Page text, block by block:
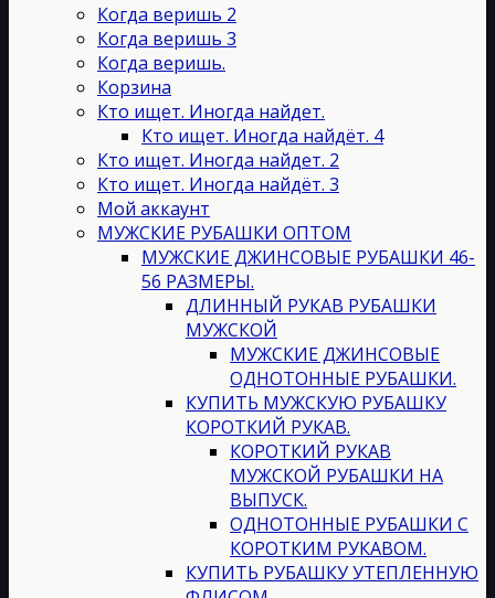
Когда веришь 2
Когда веришь 3
Когда веришь.
Корзина
Кто ищет. Иногда найдет.
Кто ищет. Иногда найдёт. 4
Кто ищет. Иногда найдет. 2
Кто ищет. Иногда найдёт. 3
Мой аккаунт
МУЖСКИЕ РУБАШКИ ОПТОМ
МУЖСКИЕ ДЖИНСОВЫЕ РУБАШКИ 46-
56 РАЗМЕРЫ.
ДЛИННЫЙ РУКАВ РУБАШКИ
МУЖСКОЙ
МУЖСКИЕ ДЖИНСОВЫЕ
ОДНОТОННЫЕ РУБАШКИ.
КУПИТЬ МУЖСКУЮ РУБАШКУ
КОРОТКИЙ РУКАВ.
КОРОТКИЙ РУКАВ
МУЖСКОЙ РУБАШКИ НА
ВЫПУСК.
ОДНОТОННЫЕ РУБАШКИ С
КОРОТКИМ РУКАВОМ.
КУПИТЬ РУБАШКУ УТЕПЛЕННУЮ